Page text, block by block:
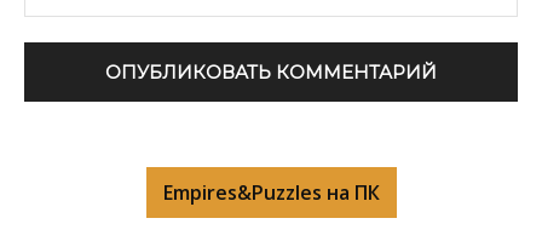
Empires&Puzzles на ПК